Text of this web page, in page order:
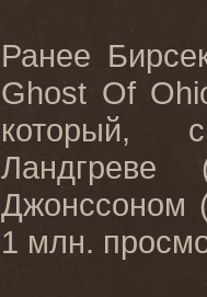
Ранее
Ghost Of
который,
Ландгреве
Джонссоном
1 млн.